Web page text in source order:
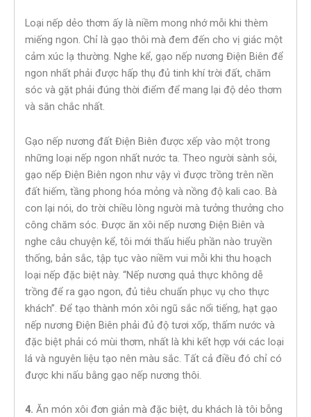
Loại nếp dẻo thơm ấy là niềm mong nhớ mỗi khi thèm
miếng ngon. Chỉ là gạo thôi mà đem đến cho vị giác một
cảm xúc lạ thường. Nghe kể, gạo nếp nương Điện Biên để
ngon nhất phải được hấp thụ đủ tinh khí trời đất, chăm
sóc và gặt phải đúng thời điểm để mang lại độ dẻo thơm
và săn chắc nhất.
Gạo nếp nương đất Điện Biên được xếp vào một trong
những loại nếp ngon nhất nước ta. Theo người sành sỏi,
gạo nếp Điện Biên ngon như vậy vì được trồng trên nền
đất hiếm, tầng phong hóa mỏng và nồng độ kali cao. Bà
con lại nói, do trời chiều lòng người mà tưởng thưởng cho
công chăm sóc. Được ăn xôi nếp nương Điện Biên và
nghe câu chuyện kể, tôi mới thấu hiểu phần nào truyền
thống, bản sắc, tập tục vào niềm vui mỗi khi thu hoạch
loại nếp đặc biệt này. “Nếp nương quả thực không dễ
trồng để ra gạo ngon, đủ tiêu chuẩn phục vụ cho thực
khách”. Để tạo thành món xôi ngũ sắc nổi tiếng, hạt gạo
nếp nương Điện Biên phải đủ độ tươi xốp, thấm nước và
đặc biệt phải có mùi thơm, nhất là khi kết hợp với các loại
lá và nguyên liệu tạo nên màu sắc. Tất cả điều đó chỉ có
được khi nấu bằng gạo nếp nương thôi.
4. Ăn món xôi đơn giản mà đặc biệt, du khách là tôi bỗng